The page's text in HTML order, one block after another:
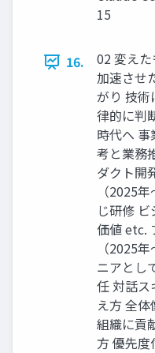
15
16.
02 変え
加速させ
がり 技術
律的に判
時代へ
考と業務
ダクト開
（2025
じ研修
価値 etc.
（2025
ニアとし
任 対話ス
え⽅ 全
組織に貢
⽅ 優先度